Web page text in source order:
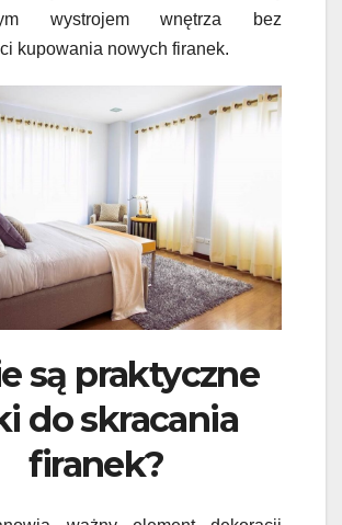
wystrojem wnętrza bez
kupowania nowych firanek.
są praktyczne
do skracania
firanek?